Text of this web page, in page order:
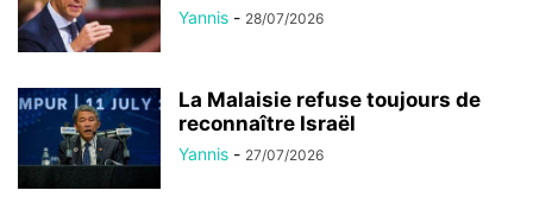
Yannis - 28/07/2026
La Malaisie refuse toujours de
reconnaître Israël
Yannis - 27/07/2026